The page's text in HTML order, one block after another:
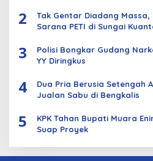
2
Tak Gentar Diadang
Sarana PETI di Sungai
3
Polisi Bongkar Gudang
YY Diringkus
4
Dua Pria Berusia Setengah
Jualan Sabu di Bengkalis
5
KPK Tahan Bupati Muara
Suap Proyek